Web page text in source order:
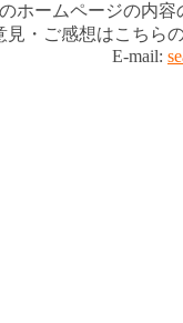
ホームページの内
見・ご感想はこちら
E-mail: